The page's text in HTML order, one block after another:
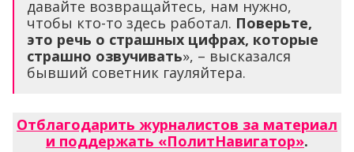
давайте возвращайтесь, нам нужно,
чтобы кто-то здесь работал. Поверьте,
это речь о страшных цифрах, которые
страшно озвучивать», – высказался
бывший советник гауляйтера.
Отблагодарить журналистов за материал
и поддержать «ПолитНавигатор».